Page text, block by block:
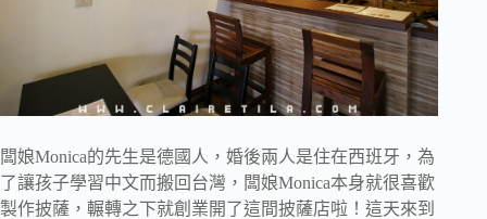
闆娘Monica的先生是德國人，婚後兩人是住在西班牙，為
了讓孩子學習中文而搬回台灣，闆娘Monica本身就很喜歡
製作披薩，輾轉之下就創業開了這間披薩店啦！這天來到